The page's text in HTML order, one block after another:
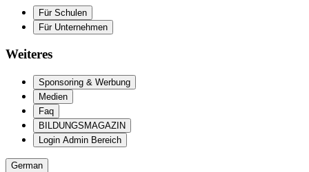
Für Schulen
Für Unternehmen
Weiteres
Sponsoring & Werbung
Medien
Faq
BILDUNGSMAGAZIN
Login Admin Bereich
German